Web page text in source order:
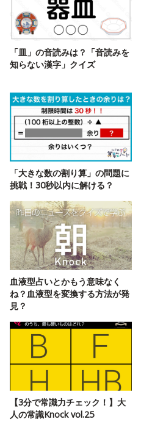
「皿」の音読みは？「音読みを
知らない漢字」クイズ
「大きな数の割り算」の問題に
挑戦！30秒以内に解ける？
血液型占いとかもう意味なく
ね？血液型を変換する方法が発
見？
【3分で常識力チェック！】大
人の常識Knock vol.25